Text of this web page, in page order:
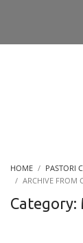
HOME
PASTORI
ARCHIVE FROM
Category: